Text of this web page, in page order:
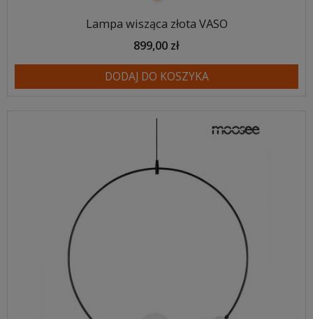
Lampa wisząca złota VASO
899,00 zł
DODAJ DO KOSZYKA